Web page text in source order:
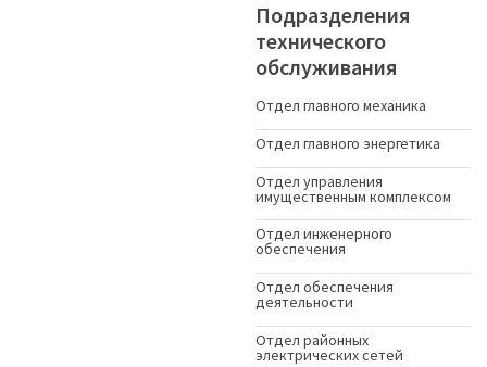
Подразделения
технического
обслуживания
Отдел главного механика
Отдел главного энергетика
Отдел управления
имущественным комплексом
Отдел инженерного
обеспечения
Отдел обеспечения
деятельности
Отдел районных
электрических сетей